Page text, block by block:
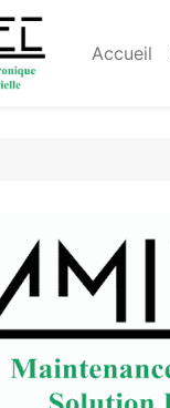
Accueil